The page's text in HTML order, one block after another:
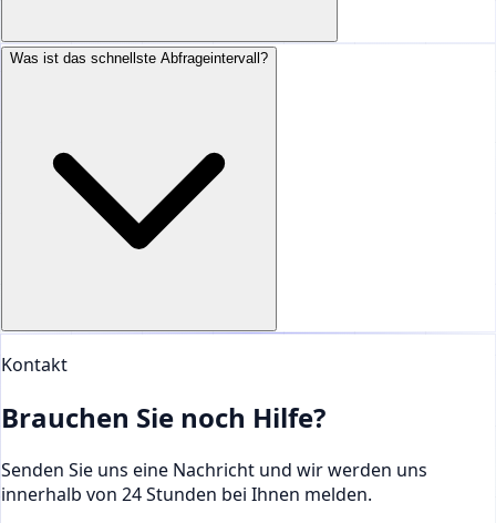
Was ist das schnellste Abfrageintervall?
Kontakt
Brauchen Sie noch Hilfe?
Senden Sie uns eine Nachricht und wir werden uns
innerhalb von 24 Stunden bei Ihnen melden.